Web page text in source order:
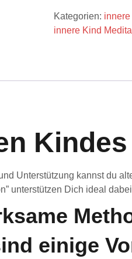
Kategorien:
innere Kind
Kindes
Unterstützung kannst du
unterstützen Dich ideal
einige